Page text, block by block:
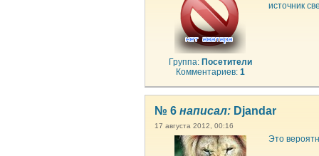
Группа: Посетители
Комментариев: 1
источник
№ 6 написал: Djandar
17 августа 2012, 00:16
Это